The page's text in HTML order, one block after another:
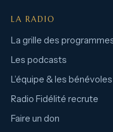
LA RADIO
La grille des
Les podcasts
L’équipe & les bénévoles
Radio Fidélité recrute
Faire un don